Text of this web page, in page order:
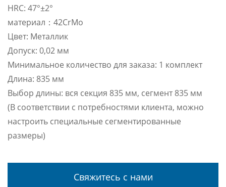
HRC: 47°±2°
материал：42CrMo
Цвет: Металлик
Допуск: 0,02 мм
Минимальное количество для заказа: 1 комплект
Длина: 835 мм
Выбор длины: вся секция 835 мм, сегмент 835 мм
(В соответствии с потребностями клиента, можно
настроить специальные сегментированные
размеры)
Свяжитесь с нами